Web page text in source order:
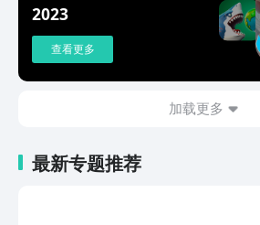
2023
查看更多
加载更多
最新专题推荐